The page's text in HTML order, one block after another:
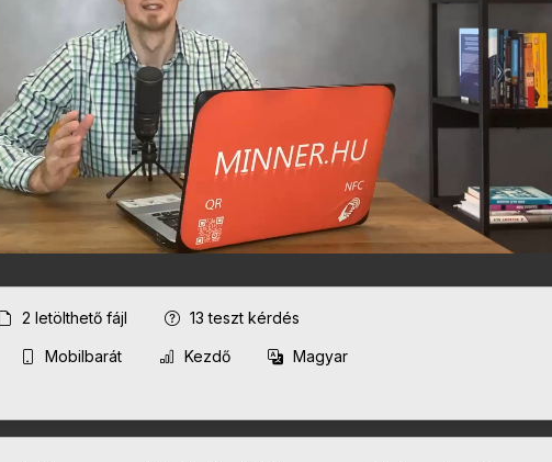
2 letölthető fájl 13teszt kérdés
Mobilbarát Kezdő Magyar